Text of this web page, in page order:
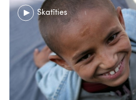
Skatīties